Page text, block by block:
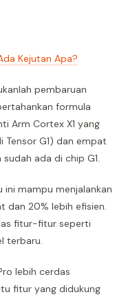
Kejutan Apa?
pembaruan
formula
Arm Cortex X1 yang
Tensor G1) dan empat
ada di chip G1.
ini mampu menjalankan
dan 20% lebih efisien.
fitur-fitur seperti
terbaru.
lebih cerdas
fitur yang didukung